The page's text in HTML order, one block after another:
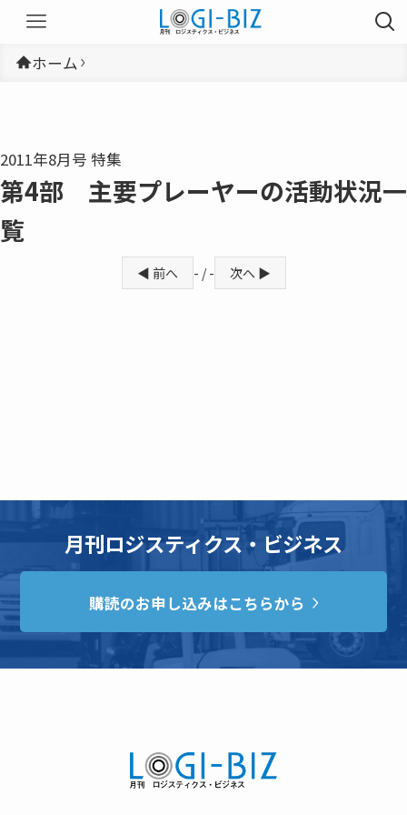
ホーム
2011年8月号 特集
第4部 主要プレーヤーの活動状況一
覧
◀ 前へ - / - 次へ ▶
月刊ロジスティクス・ビジネス
購読のお申し込みはこちらから